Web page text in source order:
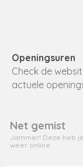
Openingsuren
Check de
actuele
Net gemist
Jammer! Deze heb
weer online